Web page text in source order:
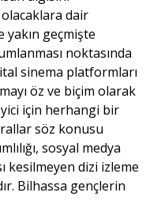
dair
yakın geçmişte
noktasında
sinema platformları
öz ve biçim olarak
için herhangi bir
söz konusu
sosyal medya
kesilmeyen dizi izleme
Bilhassa gençlerin